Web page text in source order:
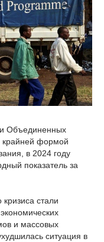
Объединенных
крайней формой
в 2024 году
показатель за
стали
и массовых
ситуация в